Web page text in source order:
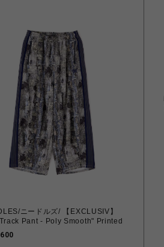
ニードルズ/ 【EXCLUSIV】
Pant - Poly Smooth" Printed